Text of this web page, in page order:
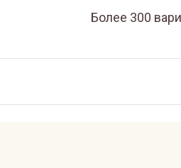
Более 300